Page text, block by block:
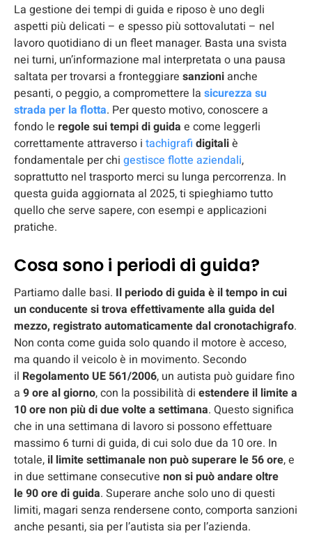
La gestione dei tempi di guida e riposo è uno degli
aspetti più delicati – e spesso più sottovalutati – nel
lavoro quotidiano di un fleet manager. Basta una svista
nei turni, un’informazione mal interpretata o una pausa
saltata per trovarsi a fronteggiare sanzioni anche
pesanti, o peggio, a compromettere la sicurezza su
strada per la flotta. Per questo motivo, conoscere a
fondo le regole sui tempi di guida e come leggerli
correttamente attraverso i tachigrafi digitaliè
fondamentale per chi gestisce flotte aziendali,
soprattutto nel trasporto merci su lunga percorrenza. In
questa guida aggiornata al 2025, ti spieghiamo tutto
quello che serve sapere, con esempi e applicazioni
pratiche.
Cosa sono i periodi di guida?
Partiamo dalle basi. Il periodo di guida è il tempo in cui
un conducente si trova effettivamente alla guida del
mezzo, registrato automaticamente dal cronotachigrafo.
Non conta come guida solo quando il motore è acceso,
ma quando il veicolo è in movimento. Secondo
il Regolamento UE 561/2006, un autista può guidare fino
a 9 ore al giorno, con la possibilità di estendere il limite a
10 ore non più di due volte a settimana. Questo significa
che in una settimana di lavoro si possono effettuare
massimo 6 turni di guida, di cui solo due da 10 ore. In
totale, il limite settimanale non può superare le 56 ore, e
in due settimane consecutive non si può andare oltre
le90 ore di guida. Superare anche solo uno di questi
limiti, magari senza rendersene conto, comporta sanzioni
anche pesanti, sia per l’autista sia per l’azienda.